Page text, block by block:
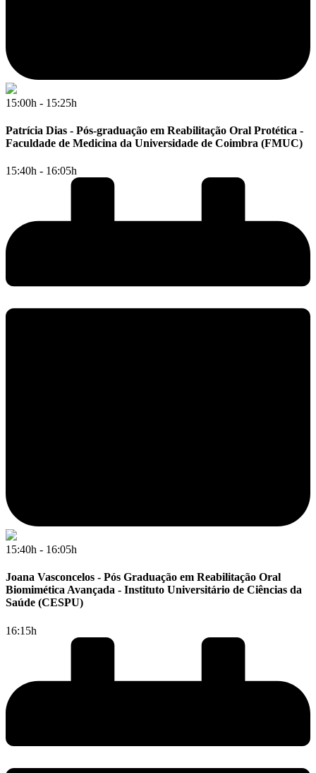
15:00h - 15:25h
Patrícia Dias - Pós-graduação em Reabilitação Oral Protética -
Faculdade de Medicina da Universidade de Coimbra (FMUC)
15:40h - 16:05h
15:40h - 16:05h
Joana Vasconcelos - Pós Graduação em Reabilitação Oral
Biomimética Avançada - Instituto Universitário de Ciências da
Saúde (CESPU)
16:15h